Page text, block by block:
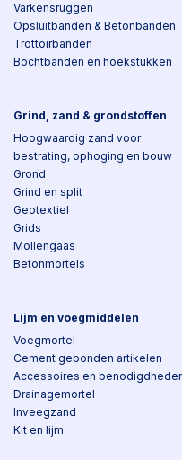
Varkensruggen
Opsluitbanden & Betonbanden
Trottoirbanden
Bochtbanden en hoekstukken
Grind, zand & grondstoffen
Hoogwaardig zand voor
bestrating, ophoging en bouw
Grond
Grind en split
Geotextiel
Grids
Mollengaas
Betonmortels
Lijm en voegmiddelen
Voegmortel
Cement gebonden artikelen
Accessoires en
Drainagemortel
Inveegzand
Kit en lijm